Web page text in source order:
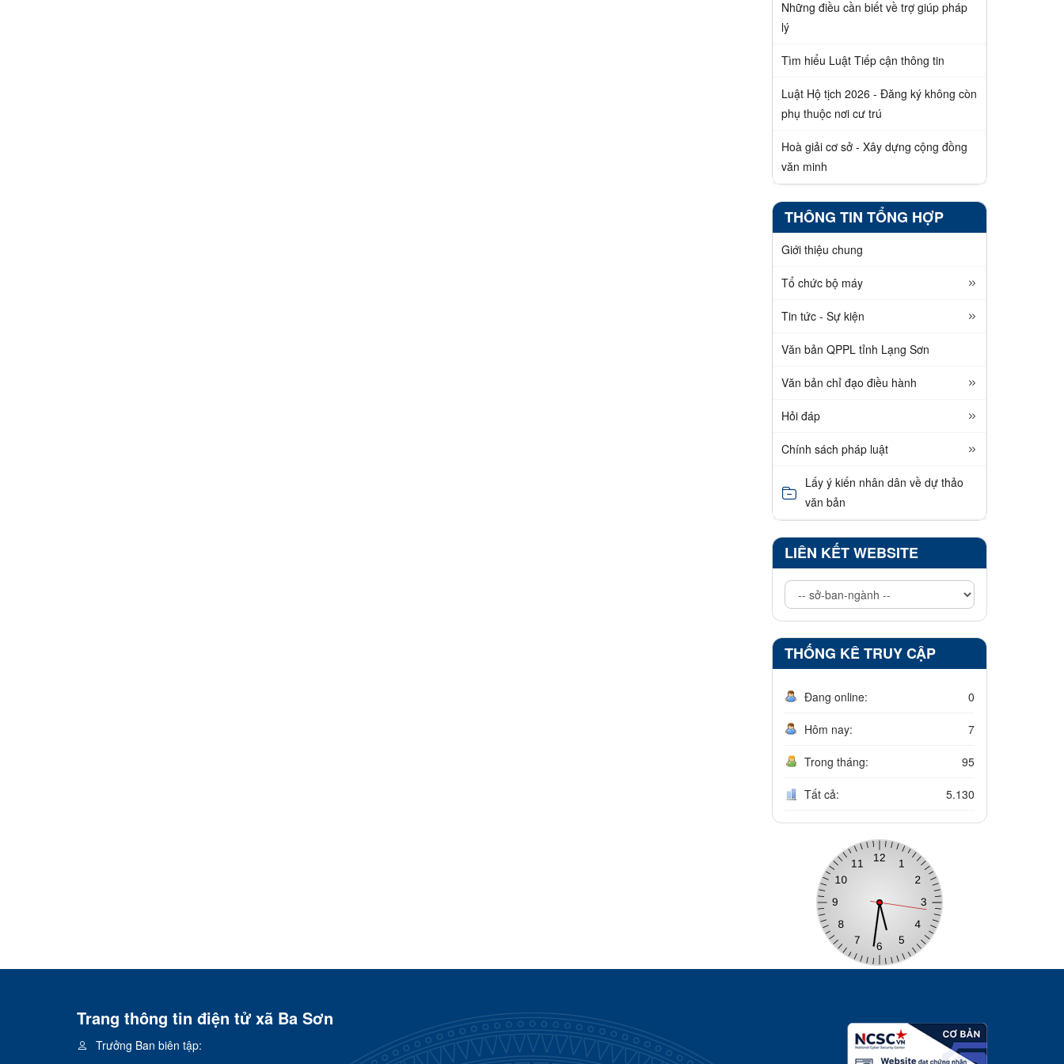
Những điều cần biết về trợ giúp pháp
lý
Tìm hiểu Luật Tiếp cận thông tin
Luật Hộ tịch 2026 - Đăng ký không còn
phụ thuộc nơi cư trú
Hoà giải cơ sở - Xây dựng cộng đồng
văn minh
THÔNG TIN TỔNG HỢP
Giới thiệu chung
Tổ chức bộ máy
Tin tức - Sự kiện
Văn bản QPPL tỉnh Lạng Sơn
Văn bản chỉ đạo điều hành
Hỏi đáp
Chính sách pháp luật
Lấy ý kiến nhân dân về dự thảo
văn bản
LIÊN KẾT WEBSITE
THỐNG KÊ TRUY CẬP
Đang online: 0
Hôm nay: 7
Trong tháng: 95
Tất cả: 5.130
Trang thông tin điện tử xã Ba Sơn
Trưởng Ban biên tập: